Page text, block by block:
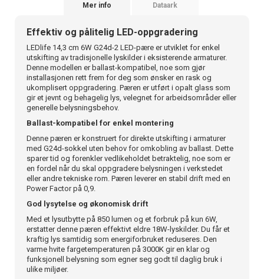
Mer info Dataark
Effektiv og pålitelig LED-oppgradering
LEDlife 14,3 cm 6W G24d-2 LED-pære er utviklet for enkel
utskifting av tradisjonelle lyskilder i eksisterende armaturer.
Denne modellen er ballast-kompatibel, noe som gjør
installasjonen rett frem for deg som ønsker en rask og
ukomplisert oppgradering. Pæren er utført i opalt glass som
gir et jevnt og behagelig lys, velegnet for arbeidsområder eller
generelle belysningsbehov.
Ballast-kompatibel for enkel montering
Denne pæren er konstruert for direkte utskifting i armaturer
med G24d-sokkel uten behov for omkobling av ballast. Dette
sparer tid og forenkler vedlikeholdet betraktelig, noe som er
en fordel når du skal oppgradere belysningen i verkstedet
eller andre tekniske rom. Pæren leverer en stabil drift med en
Power Factor på 0,9.
God lysytelse og økonomisk drift
Med et lysutbytte på 850 lumen og et forbruk på kun 6W,
erstatter denne pæren effektivt eldre 18W-lyskilder. Du får et
kraftig lys samtidig som energiforbruket reduseres. Den
varme hvite fargetemperaturen på 3000K gir en klar og
funksjonell belysning som egner seg godt til daglig bruk i
ulike miljøer.